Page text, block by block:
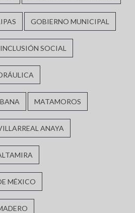
GOBIERNO MUNICIPAL
INCLUSIÓN SOCIAL
MATAMOROS
ANAYA
MÉXICO